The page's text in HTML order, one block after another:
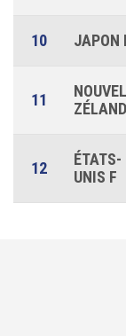
10 JAPON
11
12
ÉTATS-
UNIS F